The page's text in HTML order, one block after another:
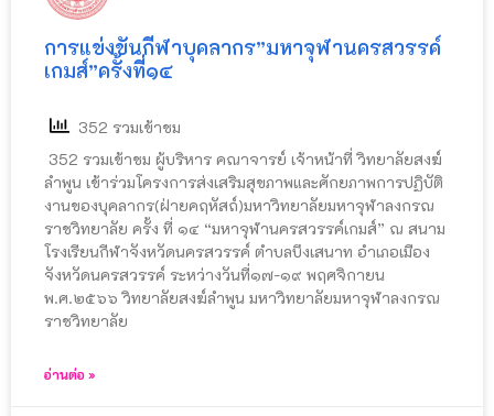
การแข่งขันกีฬาบุคลากร”มหาจุฬานครสวรรค์
เกมส์”ครั้งที่๑๔
352 รวมเข้าชม
352 รวมเข้าชม ผู้บริหาร คณาจารย์ เจ้าหน้าที่ วิทยาลัยสงฆ์
ลำพูน เข้าร่วมโครงการส่งเสริมสุขภาพและศักยภาพการปฏิบัติ
งานของบุคลากร(ฝ่ายคฤหัสถ์)มหาวิทยาลัยมหาจุฬาลงกรณ
ราชวิทยาลัย ครั้ง ที่ ๑๔ “มหาจุฬานครสวรรค์เกมส์” ณ สนาม
โรงเรียนกีฬาจังหวัดนครสวรรค์ ตำบลบึงเสนาท อำเภอเมือง
จังหวัดนครสวรรค์ ระหว่างวันที่๑๗-๑๙ พฤศจิกายน
พ.ศ.๒๕๖๖ วิทยาลัยสงฆ์ลำพูน มหาวิทยาลัยมหาจุฬาลงกรณ
ราชวิทยาลัย
อ่านต่อ »